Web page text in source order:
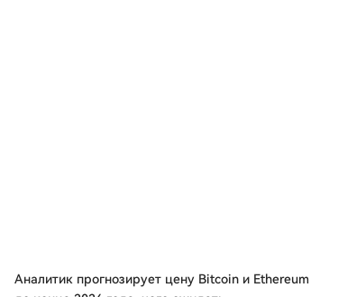
Аналитик прогнозирует цену Bitcoin и Ethereum